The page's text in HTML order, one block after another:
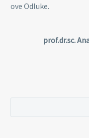
ove Odluke.
prof.dr.sc.